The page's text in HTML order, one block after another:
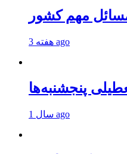
مهم کشور
3 هفته ago
1 سال ago